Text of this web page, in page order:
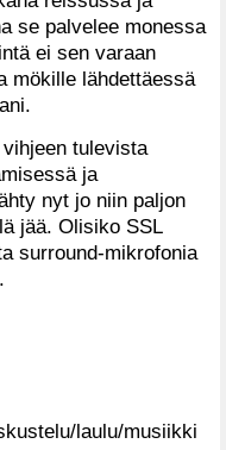
se palvelee monessa
ei sen varaan
mökille lähdettäessä
tulevista
ja
nyt jo niin paljon
jää. Olisiko SSL
surround-mikrofonia
laulu/musiikki